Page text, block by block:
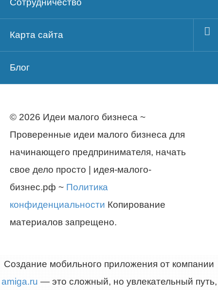
Сотрудничество
Карта сайта
Блог
© 2026 Идеи малого бизнеса ~
Проверенные идеи малого бизнеса для
начинающего предпринимателя, начать
свое дело просто | идея-малого-
бизнес.рф ~ Политика
конфиденциальности Копирование
материалов запрещено.
Создание мобильного приложения от компании
amiga.ru — это сложный, но увлекательный путь,